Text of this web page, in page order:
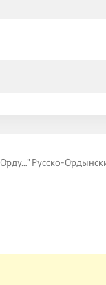
Русско-